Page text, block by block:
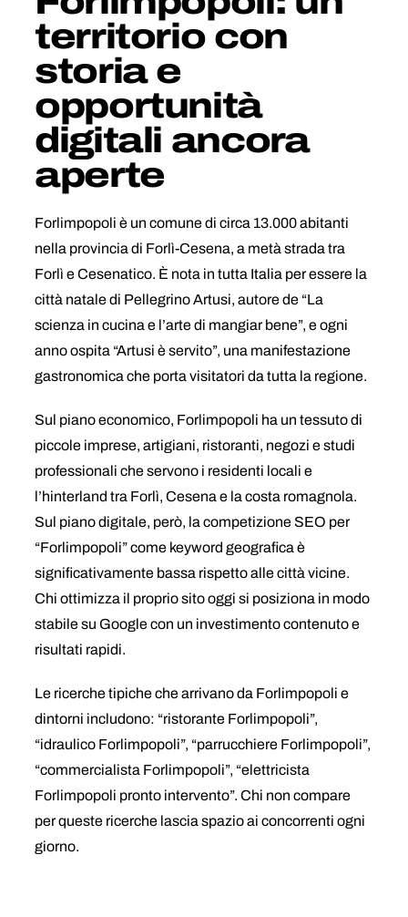
territorio con
storia e
opportunità
digitali ancora
aperte
Forlimpopoli è un comune di circa 13.000 abitanti
nella provincia di Forlì-Cesena, a metà strada tra
Forlì e Cesenatico. È nota in tutta Italia per essere la
città natale di Pellegrino Artusi, autore de “La
scienza in cucina e l’arte di mangiar bene”, e ogni
anno ospita “Artusi è servito”, una manifestazione
gastronomica che porta visitatori da tutta la regione.
Sul piano economico, Forlimpopoli ha un tessuto di
piccole imprese, artigiani, ristoranti, negozi e studi
professionali che servono i residenti locali e
l’hinterland tra Forlì, Cesena e la costa romagnola.
Sul piano digitale, però, la competizione SEO per
“Forlimpopoli” come keyword geografica è
significativamente bassa rispetto alle città vicine.
Chi ottimizza il proprio sito oggi si posiziona in modo
stabile su Google con un investimento contenuto e
risultati rapidi.
Le ricerche tipiche che arrivano da Forlimpopoli e
dintorni includono: “ristorante Forlimpopoli”,
“idraulico Forlimpopoli”, “parrucchiere Forlimpopoli”,
“commercialista Forlimpopoli”, “elettricista
Forlimpopoli pronto intervento”. Chi non compare
per queste ricerche lascia spazio ai concorrenti ogni
giorno.